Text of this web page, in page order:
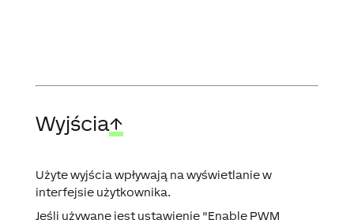
Wyjścia↑
Użyte wyjścia wpływają na wyświetlanie w
interfejsie użytkownika.
Jeśli używane jest ustawienie "Enable PWM